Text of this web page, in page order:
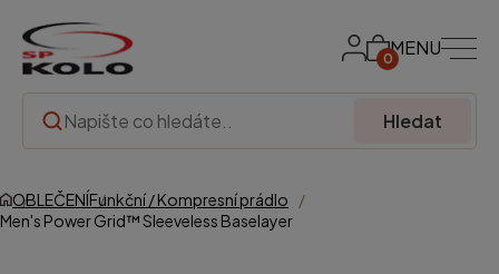
0MENU
Hledat
OBLEČENÍFunkční / Kompresní prádlo
Men's Power Grid™ Sleeveless Baselayer